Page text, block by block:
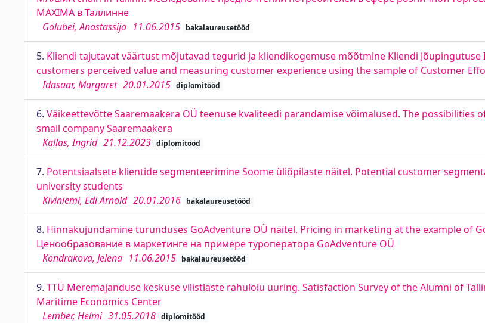
MAXIMA в Таллинне
Golubei, Anastassija 11.06.2015 bakalaureusetööd
5. Kliendi tajutavat väärtust mõjutavad tegurid ja kliendikogemuse mõõtmine Kliendi
customers perceived value and measuring customer experience using the sample of Customer
Idasaar, Margaret 20.01.2015 diplomitööd
6. Väikeettevõtte Saaremaakera OÜ teenuse kvaliteedi parandamise võimalused. The possibilities
small company Saaremaakera
Kallas, Ingrid 21.12.2023 diplomitööd
7. Potentsiaalsete klientide segmenteerimine Soome üliõpilaste näitel. Potential customer
university students
Kiviniemi, Edi Arnold 20.01.2016 bakalaureusetööd
8. Hinnakujundamine turunduses GoAdventure OÜ näitel. Pricing in marketing at the example of
Ценообразование в маркетинге на примере туроператора GoAdventure OÜ
Kondrakova, Jelena 11.06.2015 bakalaureusetööd
9. TTÜ Meremajanduse keskuse vilistlaste rahulolu uuring. Satisfaction Survey of the Alumni of
Maritime Economics Center
Lember, Helmi 31.05.2018 diplomitööd